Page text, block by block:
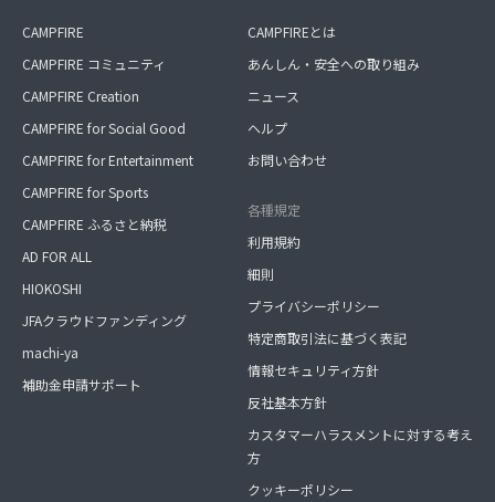
CAMPFIRE
CAMPFIRE コミュニティ
CAMPFIRE Creation
CAMPFIRE for Social Good
CAMPFIRE for Entertainment
CAMPFIRE for Sports
CAMPFIRE ふるさと納税
AD FOR ALL
HIOKOSHI
JFAクラウドファンディング
machi-ya
補助金申請サポート
CAMPFIREとは
あんしん・安全への取り組み
ニュース
ヘルプ
お問い合わせ
各種規定
利用規約
細則
プライバシーポリシー
特定商取引法に基づく表記
情報セキュリティ方針
反社基本方針
カスタマーハラスメントに対する考え
方
クッキーポリシー